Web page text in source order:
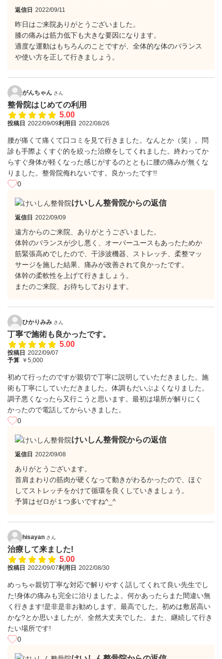
返信日 2022/09/11
昨日はご来院ありがとうございました。
膝の痛みは筋力低下も大きな要因になります。
適度な運動はもちろんのことですが、全体的な体のバランス
や使い方を正して行きましょう。
がんちゃん さん
整骨院はじめての利用
5.00
投稿日 2022/09/09利用日 2022/08/26
腰が痛くて痛くて口コミを見て行きました。なんとか（笑）。問
診も手際よくすぐ的を絞った治療をしてくれました。終わってか
らすぐ身体が軽くなった感じがするのとともに腰の痛みが無くな
りました。整骨院侮れないです。良かったです!!
0
けいしん整骨院からの返信
返信日 2022/09/09
遠方からのご来院、ありがとうございました。
体幹のバランスが少し悪く、オーバーユースもあったためか
筋緊張高めでしたので、干渉波機器、ストレッチ、柔整マッ
サージを施した結果、痛みが改善されて良かったです。
体幹の柔軟性を上げて行きましょう。
またのご来院、お待ちしております。
ひかりみみ さん
丁寧で施術も良かったです。
5.00
投稿日 2022/09/07
予算 ￥5,000
初めて行ったのですが親切で丁寧に説明していただきました。施
術も丁寧にしていただきました。体調もだいぶよくなりました。
調子悪くなったら又行こうと思います。最初は場所が解りにく
かったので電話してからいきました。
0
けいしん整骨院からの返信
返信日 2022/09/08
ありがとうございます。
首肩まわりの筋肉が硬くなって動きがわるかったので、ほぐ
してストレッチをかけて循環を良くしていきましょう。
予算はゼロが１つ多いですね^_^
hisayan さん
治療して来ました!
5.00
投稿日 2022/09/07利用日 2022/08/30
めっちゃ親切丁寧な対応で解りやすく話してくれて良い先生でし
た!身体の痛みも完全に治りましたよ。何かあったらまた間違い無
く行きます!是非是非お勧めします。最高でした。初めは敷居高い
かな?とか思いましたが、全然大丈夫でした。また、継続して行き
たい場所です!
0